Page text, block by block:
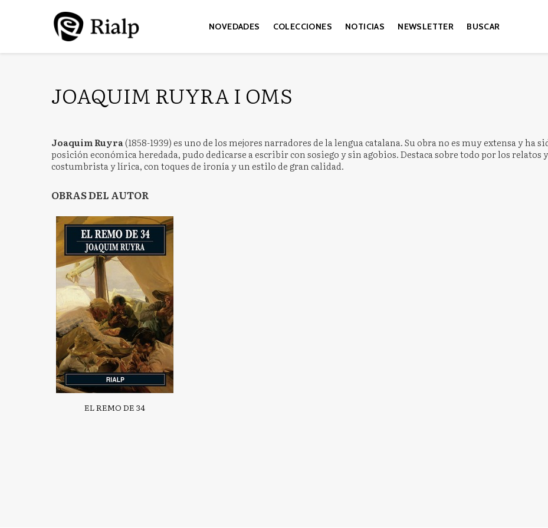
NOVEDADES COLECCIONES NOTICIAS NEWSLETTER BUSCAR
JOAQUIM RUYRA I OMS
Joaquim Ruyra(1858-1939) es uno de los mejores narradores de la lengua catalana. Su obra no es muy extensa y ha
posición económica heredada, pudo dedicarse a escribir con sosiego y sin agobios. Destaca sobre todo por los relatos
costumbrista y lírica, con toques de ironía y un estilo de gran calidad.
OBRAS DEL AUTOR
EL REMO DE 34